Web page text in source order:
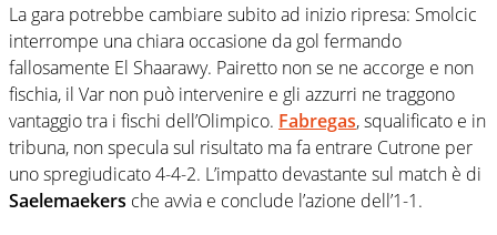
La gara potrebbe cambiare subito ad inizio ripresa: Smolcic
interrompe una chiara occasione da gol fermando
fallosamente El Shaarawy. Pairetto non se ne accorge e non
fischia, il Var non può intervenire e gli azzurri ne traggono
vantaggio tra i fischi dell’Olimpico. Fabregas, squalificato e in
tribuna, non specula sul risultato ma fa entrare Cutrone per
uno spregiudicato 4-4-2. L’impatto devastante sul match è di
Saelemaekers che avvia e conclude l’azione dell’1-1.